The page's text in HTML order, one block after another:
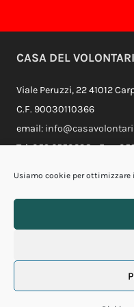
Usiamo cookie per
CASA DEL
Viale Peruzzi, 22 41012
C.F. 90030110366
email:
Tel. 059.6550238 - Fax.
Casa della Felicità